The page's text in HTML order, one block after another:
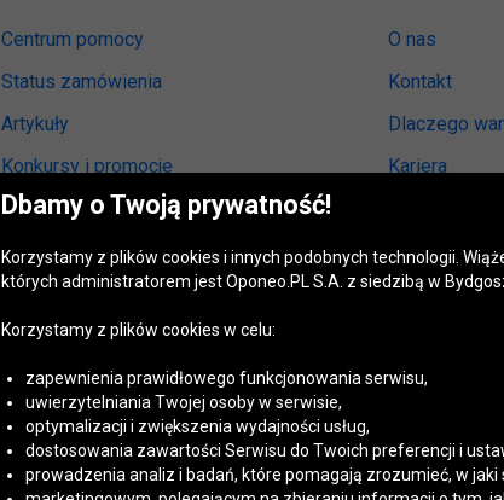
Centrum pomocy
Status zamówienia
Artykuły
Konkursy i promocje
Odstąpienie od umowy
Reklamacja gwarancyjna
Opinie o oponach
Akt o usługach cyfrowych(DSA)
Dostępność cyfrowa
O nas
Kontakt
Dlaczego
Kariera
Biuro
Kręci nas
Mapa
Ustawienia
Dbamy o Twoją prywatność!
Korzystamy z plików cookies i innych podobnych technologii.
których administratorem jest Oponeo.PL S.A. z siedzibą w
Korzystamy z plików cookies w celu:
zapewnienia prawidłowego funkcjonowania serwisu,
uwierzytelniania Twojej osoby w serwisie,
optymalizacji i zwiększenia wydajności usług,
dostosowania zawartości Serwisu do Twoich preferencji i
prowadzenia analiz i badań, które pomagają zrozumieć, w